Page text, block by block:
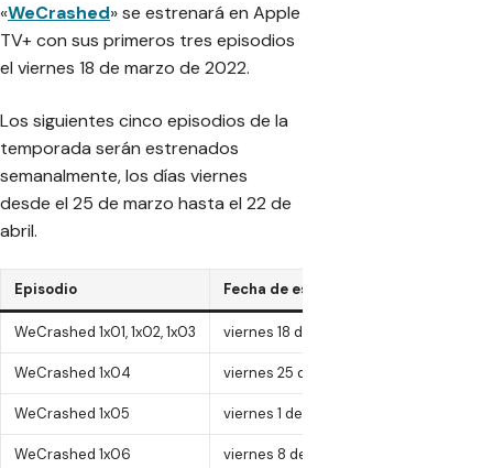
«WeCrashed» se estrenará en Apple
TV+ con sus primeros tres episodios
el viernes 18 de marzo de 2022.
Los siguientes cinco episodios de la
temporada serán estrenados
semanalmente, los días viernes
desde el 25 de marzo hasta el 22 de
abril.
Episodio Fecha de estreno
WeCrashed 1x01, 1x02, 1x03 viernes 18 de marzo, 2022
WeCrashed 1x04 viernes 25 de marzo, 2022
WeCrashed 1x05 viernes 1 de abril, 2022
WeCrashed 1x06 viernes 8 de abril, 2022